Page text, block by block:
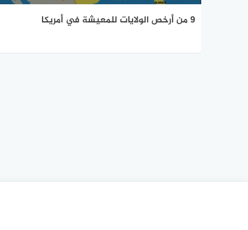
9 من أرخص الولايات للمعيشة في أمريكا